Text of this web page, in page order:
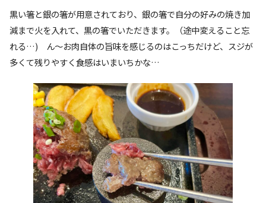
黒い箸と銀の箸が用意されており、銀の箸で自分の好みの焼き加
減まで火を入れて、黒の箸でいただきます。（途中変えること忘
れる…) ん〜お肉自体の旨味を感じるのはこっちだけど、スジが
多くて残りやすく食感はいまいちかな…